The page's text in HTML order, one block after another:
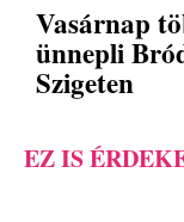
Vasárnap
ünnepli
Szigeten
EZ IS